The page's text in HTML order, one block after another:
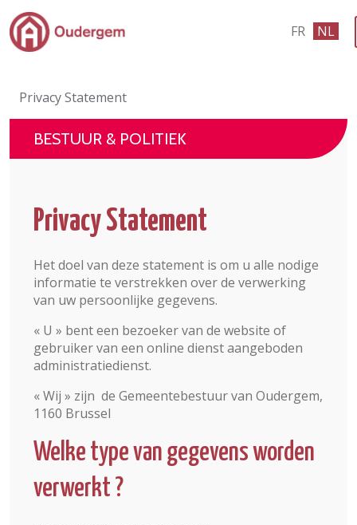
Ga naar de hoofdinhoud FR NL
Evenementen & Verenigingen
eLoket
In 1 klik
Privacy Statement
BESTUUR & POLITIEK
Privacy Statement
Het doel van deze statement is om u alle nodige
informatie te verstrekken over de verwerking
van uw persoonlijke gegevens.
« U » bent een bezoeker van de website of
gebruiker van een online dienst aangeboden
administratiedienst.
« Wij » zijn de Gemeentebestuur van Oudergem,
1160 Brussel
Welke type van gegevens worden
verwerkt ?